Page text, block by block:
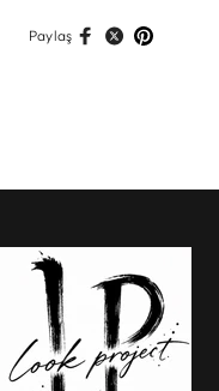
Paylaş